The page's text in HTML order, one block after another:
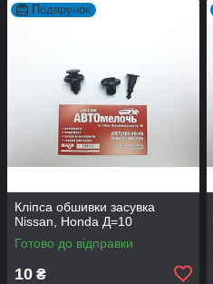
Подарунок
Кліпса обшивки засувка
Nissan, Honda Д=10
Готово до відправки
10 ₴